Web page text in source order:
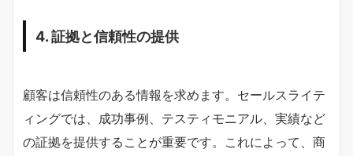
4. 証拠と信頼性の提供
顧客は信頼性のある情報を求めます。セールスライテ
ィングでは、成功事例、テスティモニアル、実績など
の証拠を提供することが重要です。これによって、商